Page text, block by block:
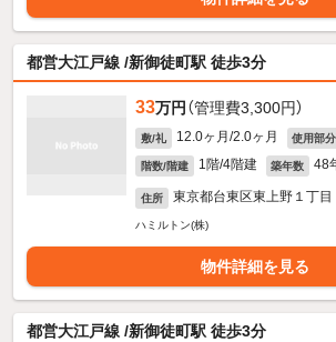
都営大江戸線 /新御徒町駅 徒歩3分
33万円 （管理費3,300円）
敷/礼 12.0ヶ月/2.0ヶ月 使用部
階数/階建 1階/4階建 築年数 48
住所 東京都台東区東上野１丁目
ハミルトン(株)
物件詳細を見る
都営大江戸線 /新御徒町駅 徒歩3分